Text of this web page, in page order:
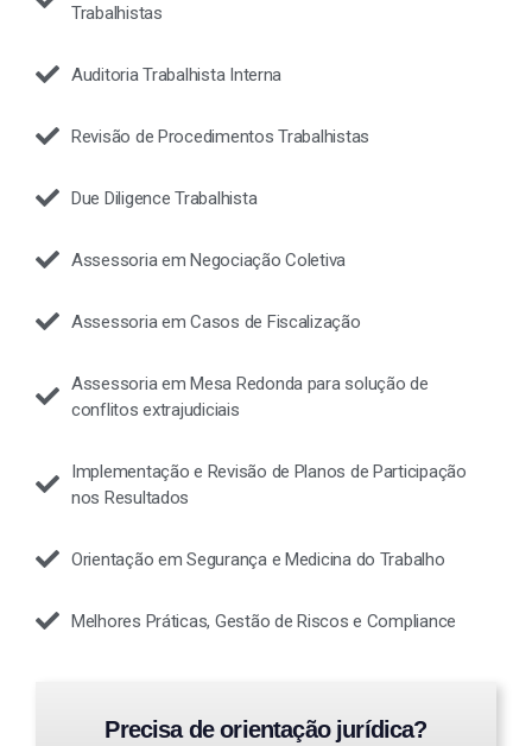
Trabalhistas
Auditoria Trabalhista Interna
Revisão de Procedimentos Trabalhistas
Due Diligence Trabalhista
Assessoria em Negociação Coletiva
Assessoria em Casos de Fiscalização
Assessoria em Mesa Redonda para solução de
conflitos extrajudiciais
Implementação e Revisão de Planos de Participação
nos Resultados
Orientação em Segurança e Medicina do Trabalho
Melhores Práticas, Gestão de Riscos e Compliance
Precisa de orientação jurídica?